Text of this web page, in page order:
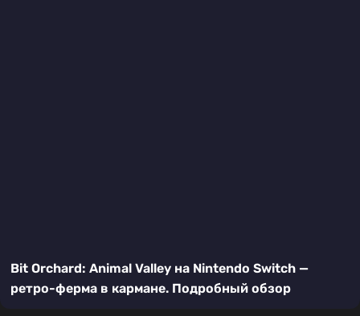
Bit Orchard: Animal Valley на Nintendo Switch —
ретро-ферма в кармане. Подробный обзор